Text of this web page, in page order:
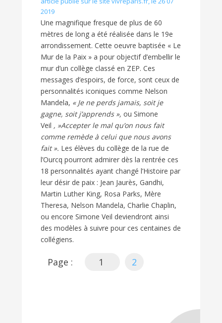
2019
Une magnifique fresque de plus de 60
mètres de long a été réalisée dans le 19e
arrondissement. Cette oeuvre baptisée « Le
Mur de la Paix » a pour objectif d’embellir le
mur d’un collège classé en ZEP. Ces
messages d’espoirs, de force, sont ceux de
personnalités iconiques comme Nelson
Mandela, « Je ne perds jamais, soit je
gagne, soit j’apprends », ou Simone
Veil , »Accepter le mal qu’on nous fait
comme remède à celui que nous avons
fait ». Les élèves du collège de la rue de
l’Ourcq pourront admirer dès la rentrée ces
18 personnalités ayant changé l’Histoire par
leur désir de paix : Jean Jaurès, Gandhi,
Martin Luther King, Rosa Parks, Mère
Theresa, Nelson Mandela, Charlie Chaplin,
ou encore Simone Veil deviendront ainsi
des modèles à suivre pour ces centaines de
collégiens.
Page : 1 2